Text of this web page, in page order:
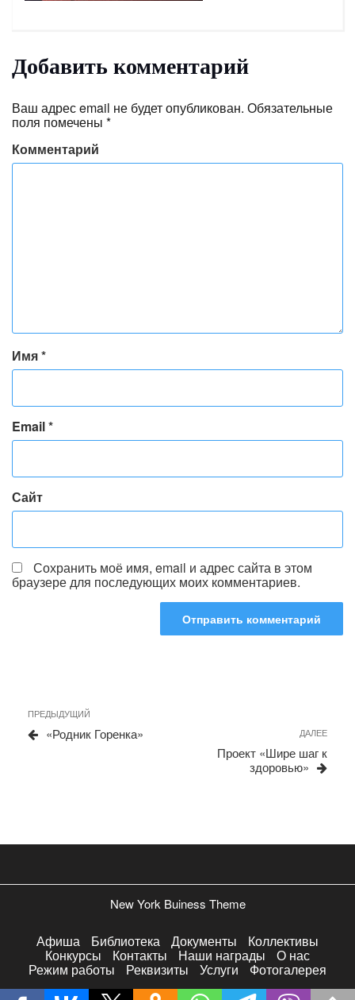
Добавить комментарий
Ваш адрес email не будет опубликован. Обязательные
поля помечены *
Комментарий
Имя*
Email*
Сайт
Сохранить моё имя, email и адрес сайта в этом
браузере для последующих моих комментариев.
Навигация
по
Предыдущая
запись
ПРЕДЫДУЩИЙ
«Родник Горенка» ДАЛЕЕ
Проект «Шире шаг к
здоровью»
New York Buiness Theme
Афиша Библиотека Документы Коллективы
Конкурсы Контакты Наши награды О нас
Режим работы Реквизиты Услуги Фотогалерея